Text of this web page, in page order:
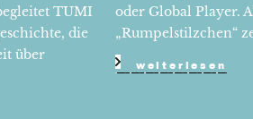
TUMI
die
über
oder Global Player.
„Rumpelstilzchen“
weiterlesen